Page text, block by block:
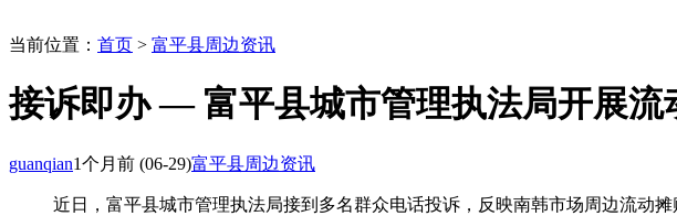
当前位置： 首页 > 富平县周边资讯
接诉即办 — 富平县城市管理执法局开展流
guanqian1个月前 (06-29)富平县周边资讯
近日，富平县城市管理执法局接到多名群众电话投诉，反映南韩市场周边流动